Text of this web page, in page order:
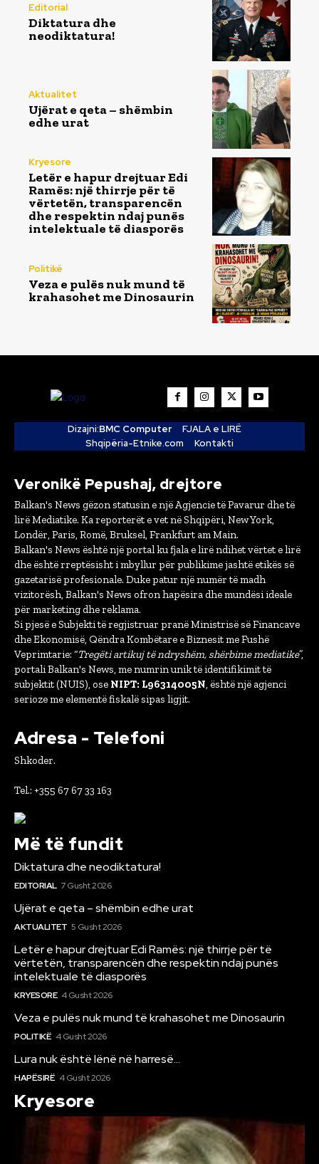
Editorial
Diktatura dhe
neodiktatura!
Aktualitet
Ujërat e qeta – shëmbin
edhe urat
Kryesore
Letër e hapur drejtuar Edi
Ramës: një thirrje për të
vërtetën, transparencën
dhe respektin ndaj punës
intelektuale të diasporës
Politikë
Veza e pulës nuk mund të
krahasohet me Dinosaurin
Dizajni:BMC Computer
FJALA e LIRË
Shqipëria-Etnike.com
Kontakti
Veronikë Pepushaj, drejtore
Balkan's News gëzon statusin e një Agjencie të Pavarur dhe të
lirë Mediatike. Ka reporterët e vet në Shqipëri, New York,
Londër, Paris, Romë, Bruksel, Frankfurt am Main.
Balkan's News është një portal ku fjala e lirë ndihet vërtet e lirë
dhe është rreptësisht i mbyllur për publikime jashtë etikës së
gazetarisë profesionale. Duke patur një numër të madh
vizitorësh, Balkan's News ofron hapësira dhe mundësi ideale
për marketing dhe reklama.
Si pjesë e Subjekti të regjistruar pranë Ministrisë së Financave
dhe Ekonomisë, Qëndra Kombëtare e Biznesit me Fushë
Veprimtarie: “Tregëti artikuj të ndryshëm, shërbime mediatike”,
portali Balkan's News, me numrin unik të identifikimit të
subjektit (NUIS), ose NIPT: L96314005N , është një agjenci
serioze me elementë fiskalë sipas ligjit.
Adresa - Telefoni
Shkoder.
Tel.: +355 67 67 33 163
Më të fundit
Diktatura dhe neodiktatura!
EDITORIAL 7 Gusht 2026
Ujërat e qeta – shëmbin edhe urat
AKTUALITET 5 Gusht 2026
Letër e hapur drejtuar Edi Ramës: një thirrje për të
vërtetën, transparencën dhe respektin ndaj punës
intelektuale të diasporës
KRYESORE 4 Gusht 2026
Veza e pulës nuk mund të krahasohet me Dinosaurin
POLITIKË 4 Gusht 2026
Lura nuk është lënë në harresë…
HAPËSIRË 4 Gusht 2026
Kryesore